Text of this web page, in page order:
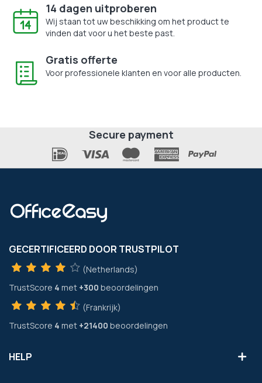
14 dagen uitproberen
Wij staan tot uw beschikking om het product te
vinden dat voor u het beste past.
Gratis offerte
Voor professionele klanten en voor alle producten.
Secure payment
GECERTIFICEERD DOOR TRUSTPILOT
(Netherlands)
TrustScore 4 met +300 beoordelingen
(Frankrijk)
TrustScore 4 met +21400 beoordelingen
HELP